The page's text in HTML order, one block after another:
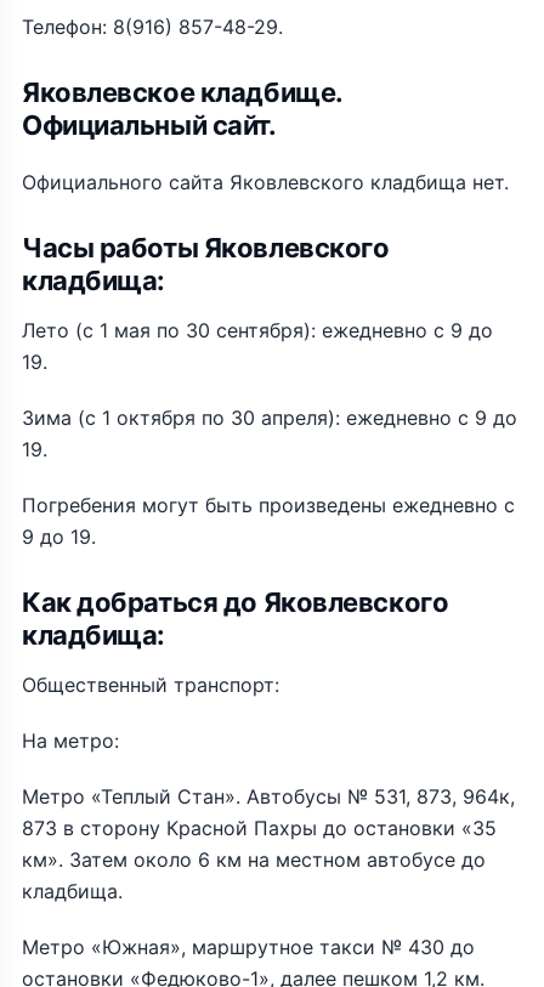
Телефон: 8(916) 857-48-29.
Яковлевское кладбище.
Официальный сайт.
Официального сайта Яковлевского кладбища нет.
Часы работы Яковлевского
кладбища:
Лето (с 1 мая по 30 сентября): ежедневно с 9 до
19.
Зима (с 1 октября по 30 апреля): ежедневно с 9 до
19.
Погребения могут быть произведены ежедневно с
9 до 19.
Как добраться до Яковлевского
кладбища:
Общественный транспорт:
На метро:
Метро «Теплый Стан». Автобусы № 531, 873, 964к,
873 в сторону Красной Пахры до остановки «35
км». Затем около 6 км на местном автобусе до
кладбища.
Метро «Южная», маршрутное такси № 430 до
остановки «Федюково-1», далее пешком 1,2 км.